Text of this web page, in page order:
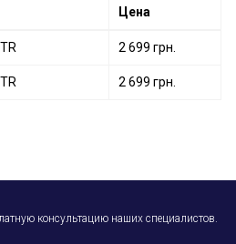
Цена
2 699 грн.
2 699 грн.
консультацию наших специалистов.